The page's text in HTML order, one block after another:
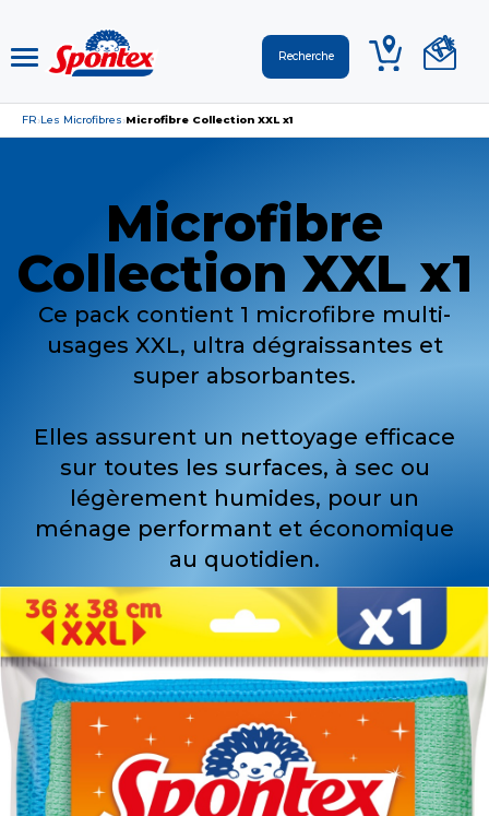
FR›Les Microfibres›Microfibre Collection XXL x1
Microfibre
Collection XXL x1
Ce pack contient 1 microfibre multi-
usages XXL, ultra dégraissantes et
super absorbantes.
Elles assurent un nettoyage efficace
sur toutes les surfaces, à sec ou
légèrement humides, pour un
ménage performant et économique
au quotidien.